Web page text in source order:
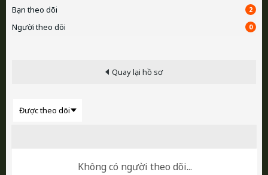
Bạn theo dõi
2
Người theo dõi 0
Quay lại hồ sơ
Không có người theo dõi...